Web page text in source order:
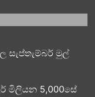
සැප්තැම්බර් මුල්
මිලියන 5,000සේ